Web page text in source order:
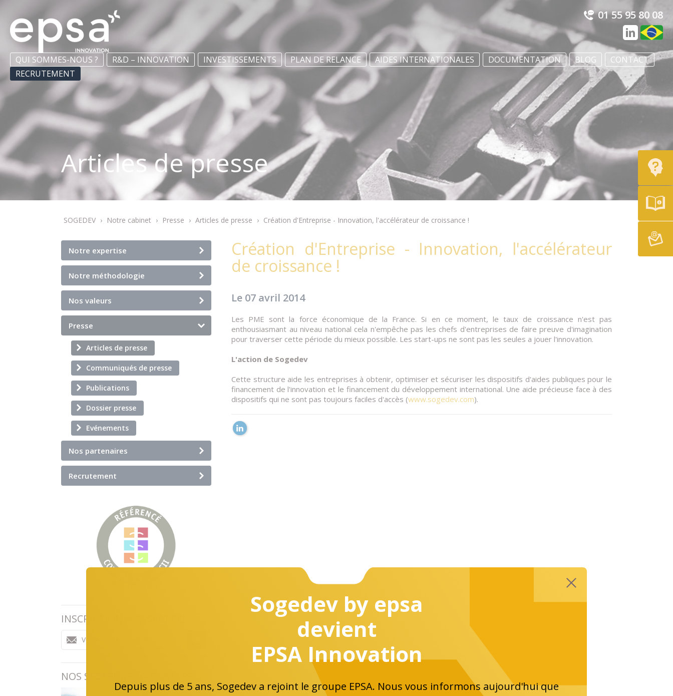
QUI SOMMES-NOUS ? R&D – INNOVATION INVESTISSEMENTS PLAN DE RELANCE AIDES INTERNATIONALES DOCUMENTATION BLOG
CONTACT
RECRUTEMENT
01 55 95 80 08
Articles de presse
SOGEDEV › Notre cabinet › Presse › Articles de presse › Création d'Entreprise - Innovation, l'accélérateur de croissance !
Notre expertise
Notre méthodologie
Nos valeurs
Presse
Articles de presse
Communiqués de presse
Publications
Dossier presse
Evénements
Nos partenaires
Recrutement
INSCRIPTION NEWSLETTER
NOS SECTEURS D'ACTIVITÉS
Création d'Entreprise - Innovation, l'accélérateur
de croissance !
Le 07 avril 2014
Les PME sont la force économique de la France. Si en ce moment, le taux de croissance n'est pas
enthousiasmant au niveau national cela n'empêche pas les chefs d'entreprises de faire preuve d'imagination
pour traverser cette période du mieux possible. Les start-ups ne sont pas les seules a jouer l'innovation.
L'action de Sogedev
Cette structure aide les entreprises à obtenir, optimiser et sécuriser les dispositifs d'aides publiques pour le
financement de l'innovation et le financement du développement international. Une aide précieuse face à des
dispositifs qui ne sont pas toujours faciles d'accès (www.sogedev.com).
Sogedev by epsa
devient
EPSA Innovation
Depuis plus de 5 ans, Sogedev a rejoint le groupe EPSA. Nous vous informons aujourd'hui que